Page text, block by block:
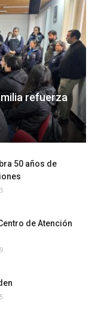
refuerza
50 años de
de Atención